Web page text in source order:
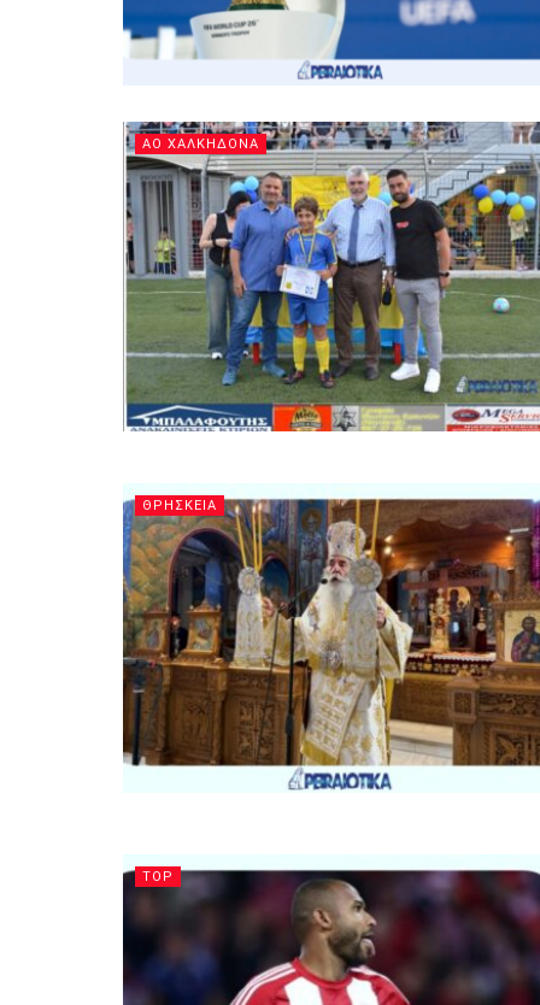
ΑΟ ΧΑΛΚΗΔΟΝΑ
ΘΡΗΣΚΕΙΑ
TOP